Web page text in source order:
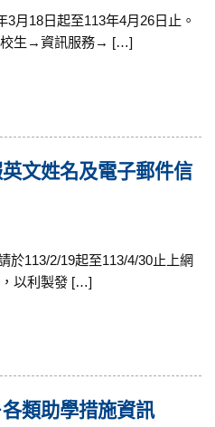
月18日起至113年4月26日止。
校生→資訊服務→ […]
文姓名及電子郵件信
於113/2/19起至113/4/30止上網
以利製發 […]
類助學措施資訊